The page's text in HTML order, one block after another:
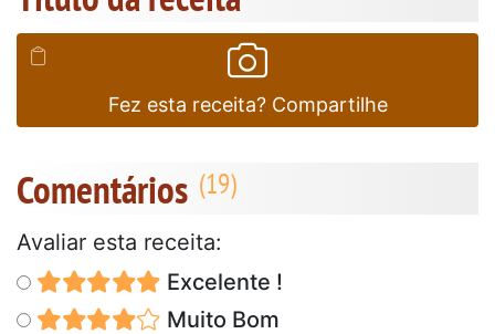
Fez esta receita? Compartilhe
Comentários
Avaliar esta receita:
Excelente !
Muito Bom